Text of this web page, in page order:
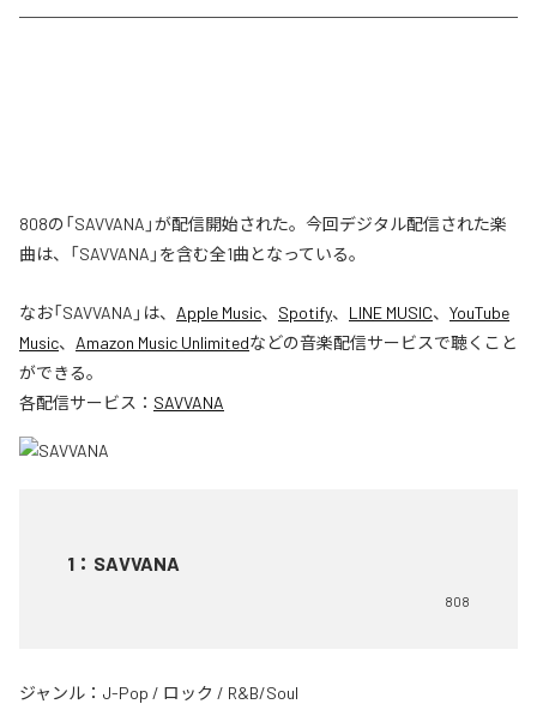
808の「SAVVANA」が配信開始された。今回デジタル配信された楽
曲は、「SAVVANA」を含む全1曲となっている。
なお「SAVVANA 」は、 Apple Music、 Spotify、 LINE MUSIC、 YouTube
Music、 Amazon Music Unlimitedなどの音楽配信サービスで聴くこと
ができる。
各配信サービス： SAVVANA
1 ： SAVVANA
808
ジャンル： J-Pop / ロック / R&B/Soul